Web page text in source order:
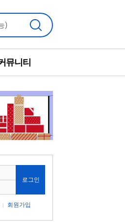
검색
뮤니티
로그인
회원가입